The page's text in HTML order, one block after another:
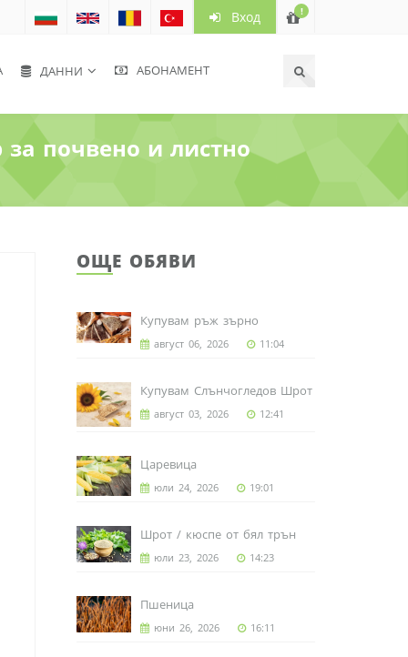
Вход !
ДАННИ АБОНАМЕНТ
почвено и листно
ОЩЕ ОБЯВИ
Купувам ръж зърно
август 06, 2026 11:04
Купувам Слънчогледов Шрот
август 03, 2026 12:41
Царевица
юли 24, 2026 19:01
Шрот / кюспе от бял трън
юли 23, 2026 14:23
Пшеница
юни 26, 2026 16:11